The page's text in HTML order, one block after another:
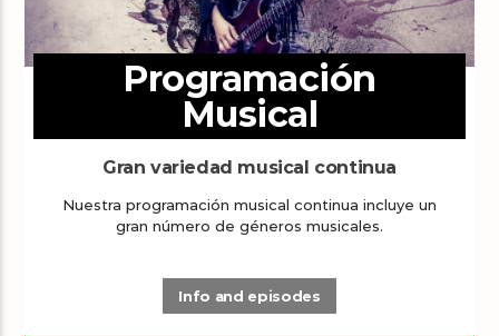
Programación
Musical
Gran variedad musical continua
Nuestra programación musical continua incluye un
gran número de géneros musicales.
Info and episodes